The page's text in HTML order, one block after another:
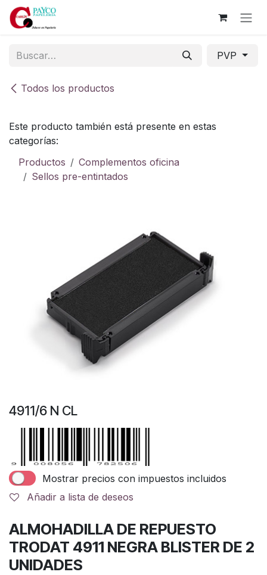
Ir al contenido
Todos los productos
PVP
Este producto también está presente en estas
categorías:
Productos
Complementos oficina
Sellos pre-entintados
4911/6 N CL
Mostrar precios con impuestos incluidos
Añadir a lista de deseos
ALMOHADILLA DE REPUESTO
TRODAT 4911 NEGRA BLISTER DE 2
UNIDADES